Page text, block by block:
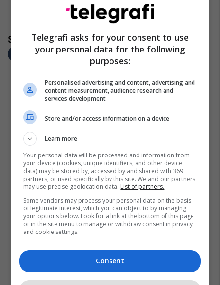
Telegrafi asks for your consent to use
your personal data for the following
purposes:
Personalised advertising and content, advertising and
content measurement, audience research and
services development
Store and/or access information on a device
Learn more
Your personal data will be processed and information from
your device (cookies, unique identifiers, and other device
data) may be stored by, accessed by and shared with 369
partners, or used specifically by this site. We and our partners
may use precise geolocation data. List of partners.
Some vendors may process your personal data on the basis
of legitimate interest, which you can object to by managing
your options below. Look for a link at the bottom of this page
or in the site menu to manage or withdraw consent in privacy
and cookie settings.
Consent